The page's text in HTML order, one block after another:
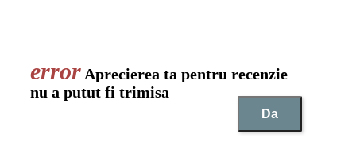
Aprecierea ta pentru recenzie
nu a putut fi trimisa
Da